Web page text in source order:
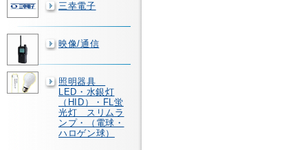
三幸電子
映像/通信
照明器具
LED・水銀灯
（HID）・FL蛍
光灯 スリムラ
ンプ・（電球・
ハロゲン球）